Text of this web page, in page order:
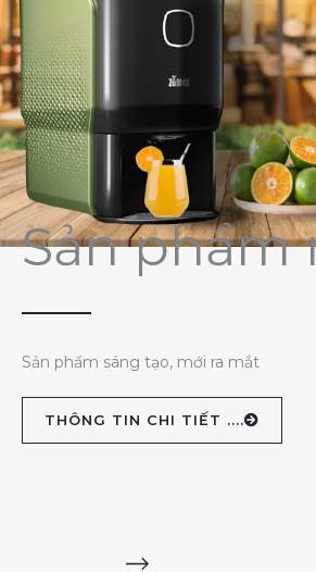
Sản phẩm
Sản phẩm sáng tạo, mới ra mắt
THÔNG TIN CHI TIẾT ....